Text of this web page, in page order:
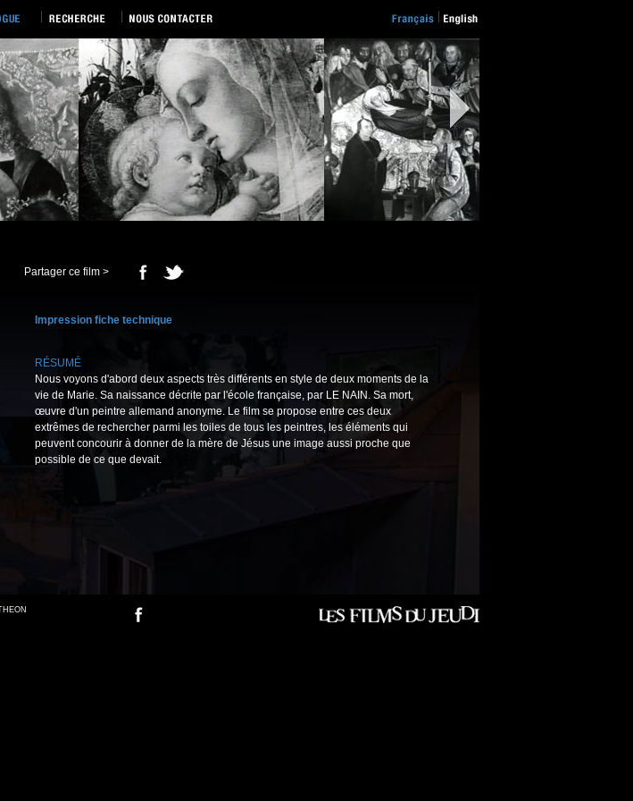
Partager ce film >
Impression fiche technique
RÉSUMÉ
Nous voyons d'abord deux aspects très différents en style de deux moments de la
vie de Marie. Sa naissance décrite par l'école française, par LE NAIN. Sa mort,
œuvre d'un peintre allemand anonyme. Le film se propose entre ces deux
extrêmes de rechercher parmi les toiles de tous les peintres, les éléments qui
peuvent concourir à donner de la mère de Jésus une image aussi proche que
possible de ce que devait.